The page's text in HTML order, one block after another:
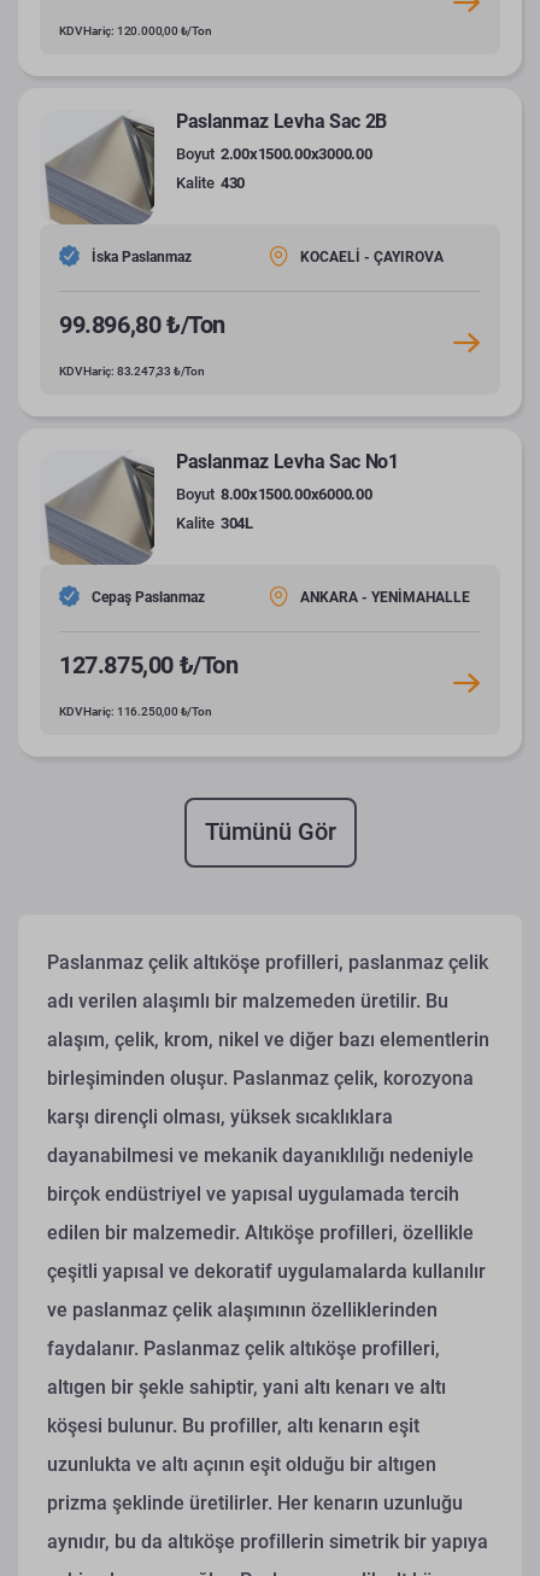
KDV Hariç: 120.000,00 ₺/Ton
Paslanmaz Levha Sac 2B
Boyut 2.00x1500.00x3000.00
Kalite 430
İska Paslanmaz KOCAELİ - ÇAYIROVA
99.896,80 ₺/Ton
KDV Hariç: 83.247,33 ₺/Ton
Paslanmaz Levha Sac No1
Boyut 8.00x1500.00x6000.00
Kalite 304L
Cepaş Paslanmaz ANKARA - YENİMAHALLE
127.875,00 ₺/Ton
KDV Hariç: 116.250,00 ₺/Ton
Tümünü Gör
Paslanmaz çelik altıköşe profilleri, paslanmaz çelik
adı verilen alaşımlı bir malzemeden üretilir. Bu
alaşım, çelik, krom, nikel ve diğer bazı elementlerin
birleşiminden oluşur. Paslanmaz çelik, korozyona
karşı dirençli olması, yüksek sıcaklıklara
dayanabilmesi ve mekanik dayanıklılığı nedeniyle
birçok endüstriyel ve yapısal uygulamada tercih
edilen bir malzemedir. Altıköşe profilleri, özellikle
çeşitli yapısal ve dekoratif uygulamalarda kullanılır
ve paslanmaz çelik alaşımının özelliklerinden
faydalanır. Paslanmaz çelik altıköşe profilleri,
altıgen bir şekle sahiptir, yani altı kenarı ve altı
köşesi bulunur. Bu profiller, altı kenarın eşit
uzunlukta ve altı açının eşit olduğu bir altıgen
prizma şeklinde üretilirler. Her kenarın uzunluğu
aynıdır, bu da altıköşe profillerin simetrik bir yapıya